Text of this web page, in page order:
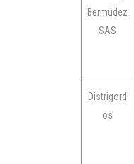
Bermúdez
SAS
Distrigord
os